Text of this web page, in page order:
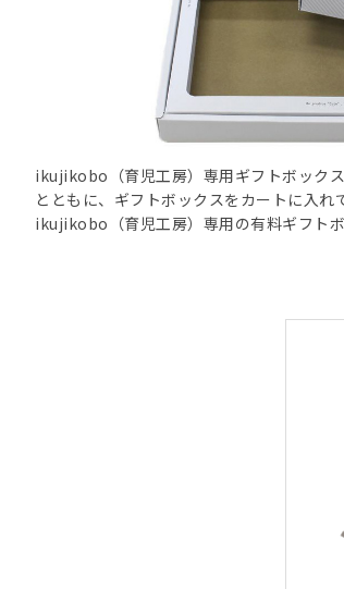
ikujikobo（育児工房）専用ギフトボック
とともに、ギフトボックスをカートに入れ
ikujikobo（育児工房）専用の有料ギフト